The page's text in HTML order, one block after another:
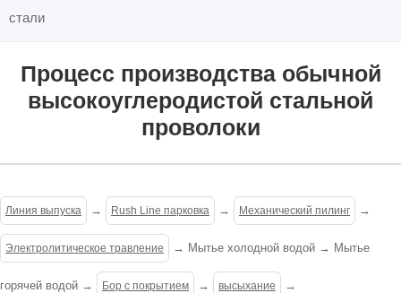
стали
Процесс производства обычной
высокоуглеродистой стальной
проволоки
Линия выпуска → Rush Line парковка → Механический пилинг →
Электролитическое травление → Мытье холодной водой → Мытье
горячей водой → Бор с покрытием → высыхание →